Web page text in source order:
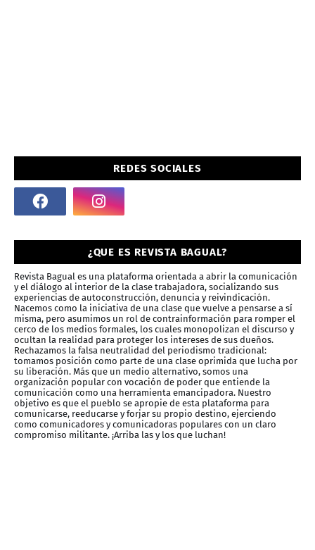
REDES SOCIALES
¿QUE ES REVISTA BAGUAL?
Revista Bagual es una plataforma orientada a abrir la comunicación
y el diálogo al interior de la clase trabajadora, socializando sus
experiencias de autoconstrucción, denuncia y reivindicación.
Nacemos como la iniciativa de una clase que vuelve a pensarse a sí
misma, pero asumimos un rol de contrainformación para romper el
cerco de los medios formales, los cuales monopolizan el discurso y
ocultan la realidad para proteger los intereses de sus dueños.
Rechazamos la falsa neutralidad del periodismo tradicional:
tomamos posición como parte de una clase oprimida que lucha por
su liberación. Más que un medio alternativo, somos una
organización popular con vocación de poder que entiende la
comunicación como una herramienta emancipadora. Nuestro
objetivo es que el pueblo se apropie de esta plataforma para
comunicarse, reeducarse y forjar su propio destino, ejerciendo
como comunicadores y comunicadoras populares con un claro
compromiso militante. ¡Arriba las y los que luchan!